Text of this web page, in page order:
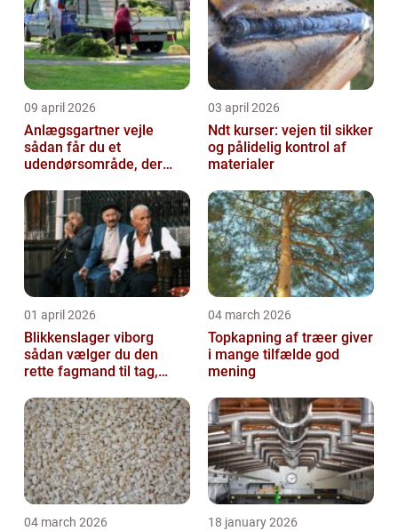
09 april 2026
Anlægsgartner vejle
sådan får du et
udendørsområde, der
03 april 2026
Ndt kurser: vejen til sikker
og pålidelig kontrol af
materialer
01 april 2026
Blikkenslager viborg
sådan vælger du den
rette fagmand til tag,
04 march 2026
Topkapning af træer giver
i mange tilfælde god
mening
04 march 2026 18 january 2026